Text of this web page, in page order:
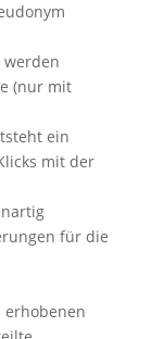
werden
(nur mit
ein
mit der
für die
erhobenen